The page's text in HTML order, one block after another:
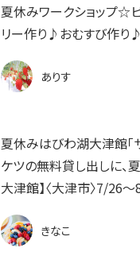
夏休みワークショップ☆
リー作り♪おむすび作り♪
ありす
夏休みはびわ湖大津館「
ケツの無料貸し出しに、
大津館】〈大津市〉7/26
きなこ